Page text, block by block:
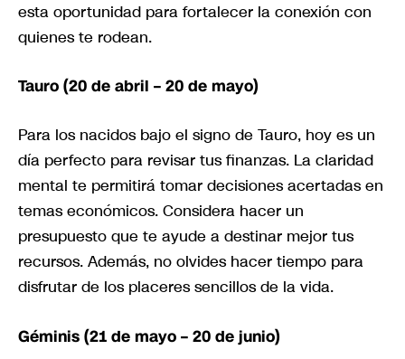
esta oportunidad para fortalecer la conexión con
quienes te rodean.
Tauro (20 de abril – 20 de mayo)
Para los nacidos bajo el signo de Tauro, hoy es un
día perfecto para revisar tus finanzas. La claridad
mental te permitirá tomar decisiones acertadas en
temas económicos. Considera hacer un
presupuesto que te ayude a destinar mejor tus
recursos. Además, no olvides hacer tiempo para
disfrutar de los placeres sencillos de la vida.
Géminis (21 de mayo – 20 de junio)